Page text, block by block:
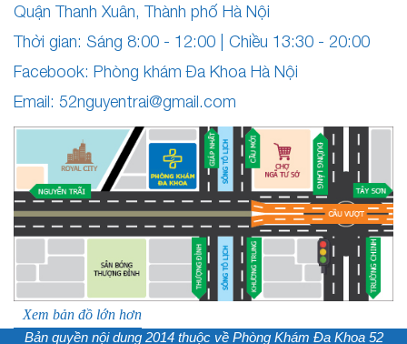
Quận Thanh Xuân, Thành phố Hà Nội
Thời gian: Sáng 8:00 - 12:00 | Chiều 13:30 - 20:00
Facebook: Phòng khám Đa Khoa Hà Nội
Email: 52nguyentrai@gmail.com
Xem bản đồ lớn hơn
Bản quyền nội dung 2014 thuộc về Phòng Khám Đa Khoa 52